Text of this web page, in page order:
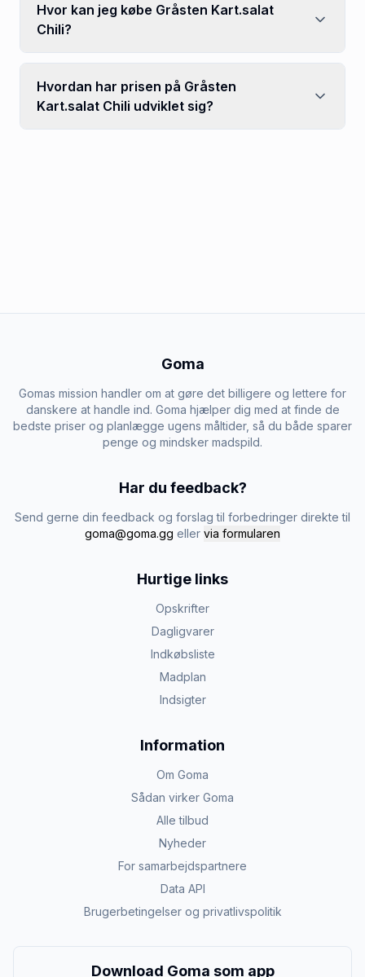
Hvor kan jeg købe Gråsten Kart.salat
Chili?
Hvordan har prisen på Gråsten
Kart.salat Chili udviklet sig?
Goma
Gomas mission handler om at gøre det billigere og lettere for
danskere at handle ind. Goma hjælper dig med at finde de
bedste priser og planlægge ugens måltider, så du både sparer
penge og mindsker madspild.
Har du feedback?
Send gerne din feedback og forslag til forbedringer direkte til
goma@goma.gg eller via formularen
Hurtige links
Opskrifter
Dagligvarer
Indkøbsliste
Madplan
Indsigter
Information
Om Goma
Sådan virker Goma
Alle tilbud
Nyheder
For samarbejdspartnere
Data API
Brugerbetingelser og privatlivspolitik
Download Goma som app